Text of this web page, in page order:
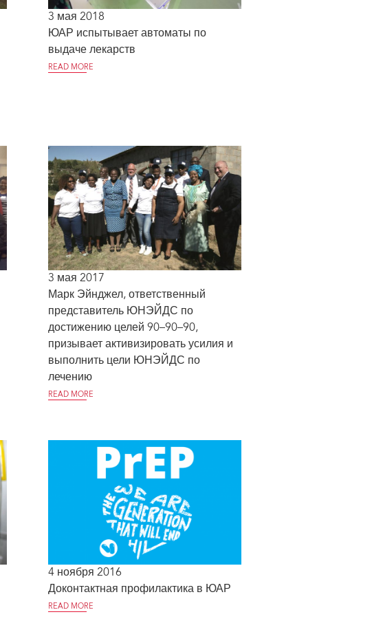
3 мая 2018
ЮАР испытывает автоматы по
выдаче лекарств
READ MORE
3 мая 2017
Марк Эйнджел, ответственный
представитель ЮНЭЙДС по
достижению целей 90–90–90,
призывает активизировать усилия и
выполнить цели ЮНЭЙДС по
лечению
READ MORE
4 ноября 2016
Доконтактная профилактика в ЮАР
READ MORE